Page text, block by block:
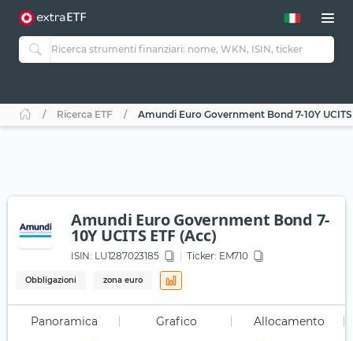
Ricerca ETF Amundi Euro Government Bond 7-10Y UCITS
Amundi Euro Government Bond 7-
10Y UCITS ETF (Acc)
ISIN: LU1287023185 Ticker: EM710
Obbligazioni zona euro
Panoramica Grafico Allocamento